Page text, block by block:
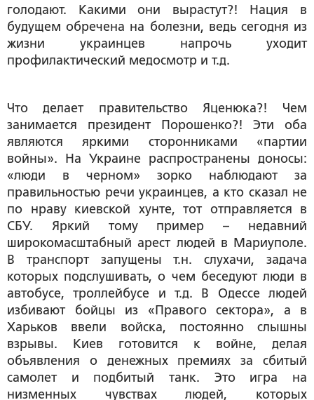
голодают. Какими они вырастут?! Нация в
будущем обречена на болезни, ведь сегодня из
жизни украинцев напрочь уходит
профилактический медосмотр и т.д.
Что делает правительство Яценюка?! Чем
занимается президент Порошенко?! Эти оба
являются яркими сторонниками «партии
войны». На Украине распространены доносы:
«люди в черном» зорко наблюдают за
правильностью речи украинцев, а кто сказал не
по нраву киевской хунте, тот отправляется в
СБУ. Яркий тому пример – недавний
широкомасштабный арест людей в Мариуполе.
В транспорт запущены т.н. слухачи, задача
которых подслушивать, о чем беседуют люди в
автобусе, троллейбусе и т.д. В Одессе людей
избивают бойцы из «Правого сектора», а в
Харьков ввели войска, постоянно слышны
взрывы. Киев готовится к войне, делая
объявления о денежных премиях за сбитый
самолет и подбитый танк. Это игра на
низменных чувствах людей, которых